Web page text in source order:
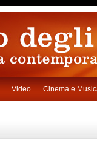
Video Cinema e